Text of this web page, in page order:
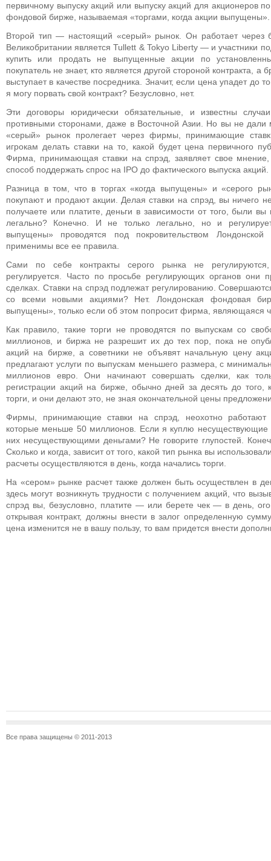
первичному выпуску акций или выпуску акций для акционеров
фондовой бирже, называемая «торгами, когда акции выпущены».
Второй тип — настоящий «серый» рынок. Он работает
Великобритании является Tullett & Tokyo Liberty — и участники
купить или продать не выпущенные акции по
покупатель не знает, кто является другой стороной контракта, а
выступает в качестве посредника. Значит, если цена упадет до
я могу порвать свой контракт? Безусловно, нет.
Эти договоры юридически обязательные, и известны
противными сторонами, даже в Восточной Азии. Но вы не дали
«серый» рынок пролегает через фирмы, принимающие
игрокам делать ставки на то, какой будет цена первичного
Фирма, принимающая ставки на спрэд, заявляет свое
способ поддержать спрос на IPO до фактического выпуска акций.
Разница в том, что в торгах «когда выпущены» и «серого
покупают и продают акции. Делая ставки на спрэд, вы ничего
получаете или платите, деньги в зависимости от того, были
легально? Конечно. И не только легально, но и
выпущены» проводятся под покровительством
применимы все ее правила.
Сами по себе контракты серого рынка не регулируются,
регулируется. Часто по просьбе регулирующих органов они
сделках. Ставки на спрэд подлежат регулированию.
со всеми новыми акциями? Нет. Лондонская фондовая
выпущены», только если об этом попросит фирма, являющаяся
Как правило, такие торги не проводятся по выпускам со
миллионов, и биржа не разрешит их до тех пор, пока не
акций на бирже, а советники не объявят начальную цену
предлагают услуги по выпускам меньшего размера, с
миллионов евро. Они начинают совершать сделки, как
регистрации акций на бирже, обычно дней за десять до
торги, и они делают это, не зная окончательной цены
Фирмы, принимающие ставки на спрэд, неохотно
которые меньше 50 миллионов. Если я куплю несуществующие
них несуществующими деньгами? Не говорите глупостей.
Сколько и когда, зависит от того, какой тип рынка вы
расчеты осуществляются в день, когда начались торги.
На «сером» рынке расчет также должен быть осуществлен в
здесь могут возникнуть трудности с получением акций, что
спрэд вы, безусловно, платите — или берете чек — в день,
открывая контракт, должны внести в залог определенную
цена изменится не в вашу пользу, то вам придется внести
Все права защищены © 2011-2013